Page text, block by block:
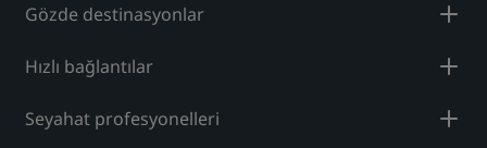
Gözde destinasyonlar
Hızlı bağlantılar
Seyahat profesyonelleri